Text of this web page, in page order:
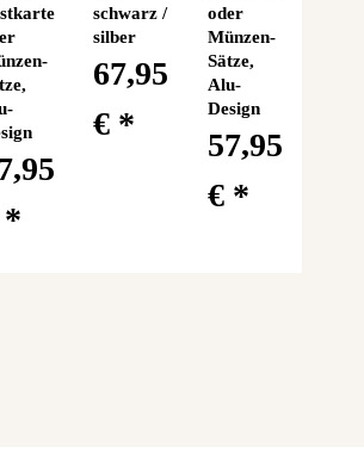
*
schwarz /
silber
67,95
€ *
oder
Münzen-
Sätze,
Alu-
Design
57,95
€ *